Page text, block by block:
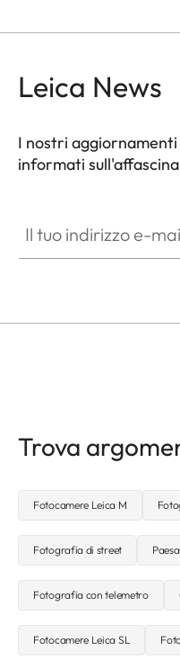
Leica News
I nostri
informati
Trova
Fotocamere Leica M
Fotografia di street
Fotografia con telemetro
Fotocamere Leica SL